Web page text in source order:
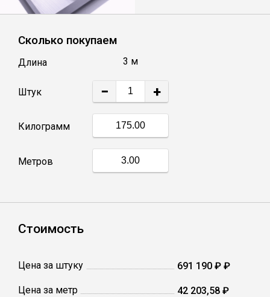
Катанка
Винтовые сваи
Сколько покупаем
Длина 3 м
Штук − +
Килограмм
Метров
Стоимость
Цена за штуку 691 190 ₽ ₽
Цена за метр 42 203,58 ₽